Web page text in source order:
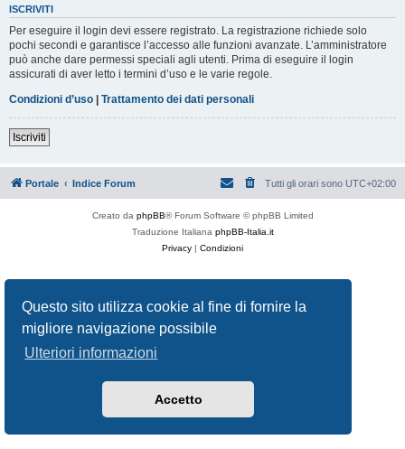
Questo sito utilizza cookie al fine di fornire la
migliore navigazione possibile
Ulteriori informazioni
Accetto
ISCRIVITI
Per eseguire il login devi essere registrato. La registrazione richiede solo
pochi secondi e garantisce l’accesso alle funzioni avanzate. L’amministratore
può anche dare permessi speciali agli utenti. Prima di eseguire il login
assicurati di aver letto i termini d’uso e le varie regole.
Condizioni d’uso | Trattamento dei dati personali
Iscriviti
Portale Indice Forum Tutti gli orari sono UTC+02:00
Creato da phpBB® Forum Software © phpBB Limited
Traduzione Italiana phpBB-Italia.it
Privacy | Condizioni